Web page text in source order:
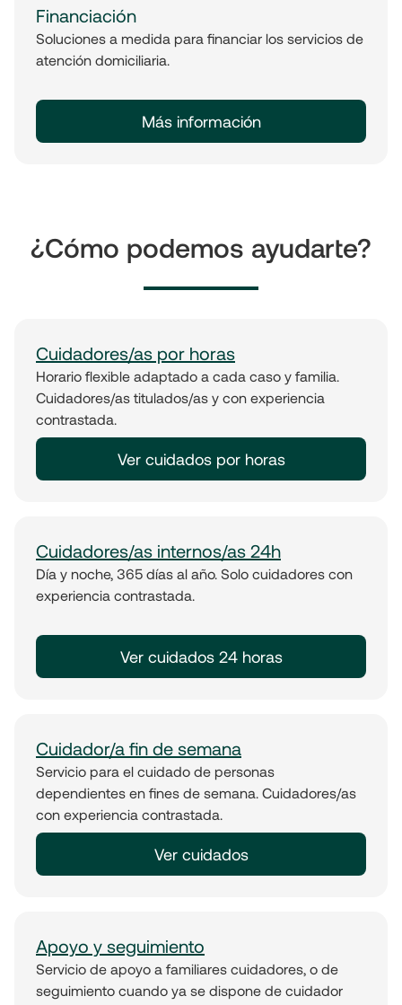
Financiación
Soluciones a medida para financiar los servicios de
atención domiciliaria.
Más información
¿Cómo podemos ayudarte?
Cuidadores/as por horas
Horario flexible adaptado a cada caso y familia.
Cuidadores/as titulados/as y con experiencia
contrastada.
Ver cuidados por horas
Cuidadores/as internos/as 24h
Día y noche, 365 días al año. Solo cuidadores con
experiencia contrastada.
Ver cuidados 24 horas
Cuidador/a fin de semana
Servicio para el cuidado de personas
dependientes en fines de semana. Cuidadores/as
con experiencia contrastada.
Ver cuidados
Apoyo y seguimiento
Servicio de apoyo a familiares cuidadores, o de
seguimiento cuando ya se dispone de cuidador